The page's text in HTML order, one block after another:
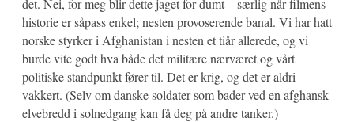
det. Nei, for meg blir dette jaget for dumt – særlig når filmens
historie er såpass enkel; nesten provoserende banal. Vi har hatt
norske styrker i Afghanistan i nesten et tiår allerede, og vi
burde vite godt hva både det militære nærværet og vårt
politiske standpunkt fører til. Det er krig, og det er aldri
vakkert. (Selv om danske soldater som bader ved en afghansk
elvebredd i solnedgang kan få deg på andre tanker.)